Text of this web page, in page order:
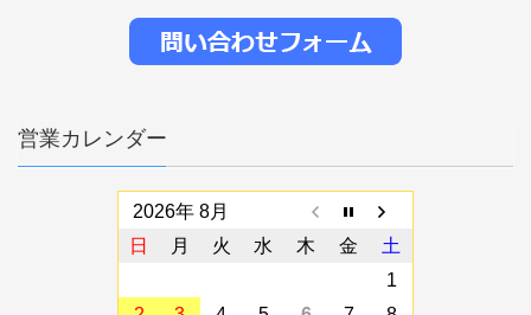
営業カレンダー
2026年 8月
日
月 火 水 木 金
土
1